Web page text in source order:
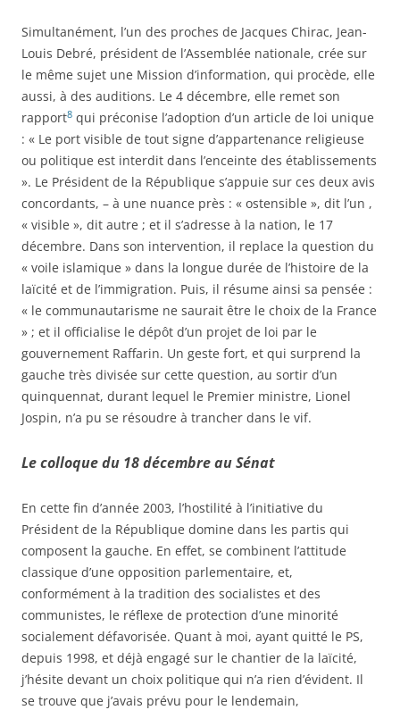
Simultanément, l’un des proches de Jacques Chirac, Jean-
Louis Debré, président de l’Assemblée nationale, crée sur
le même sujet une Mission d’information, qui procède, elle
aussi, à des auditions. Le 4 décembre, elle remet son
rapport8 qui préconise l’adoption d’un article de loi unique
: « Le port visible de tout signe d’appartenance religieuse
ou politique est interdit dans l’enceinte des établissements
». Le Président de la République s’appuie sur ces deux avis
concordants, – à une nuance près : « ostensible », dit l’un ,
« visible », dit autre ; et il s’adresse à la nation, le 17
décembre. Dans son intervention, il replace la question du
« voile islamique » dans la longue durée de l’histoire de la
laïcité et de l’immigration. Puis, il résume ainsi sa pensée :
« le communautarisme ne saurait être le choix de la France
» ; et il officialise le dépôt d’un projet de loi par le
gouvernement Raffarin. Un geste fort, et qui surprend la
gauche très divisée sur cette question, au sortir d’un
quinquennat, durant lequel le Premier ministre, Lionel
Jospin, n’a pu se résoudre à trancher dans le vif.
Le colloque du 18 décembre au Sénat
En cette fin d’année 2003, l’hostilité à l’initiative du
Président de la République domine dans les partis qui
composent la gauche. En effet, se combinent l’attitude
classique d’une opposition parlementaire, et,
conformément à la tradition des socialistes et des
communistes, le réflexe de protection d’une minorité
socialement défavorisée. Quant à moi, ayant quitté le PS,
depuis 1998, et déjà engagé sur le chantier de la laïcité,
j’hésite devant un choix politique qui n’a rien d’évident. Il
se trouve que j’avais prévu pour le lendemain,